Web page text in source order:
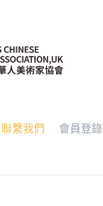
聯繫我們 會員登錄